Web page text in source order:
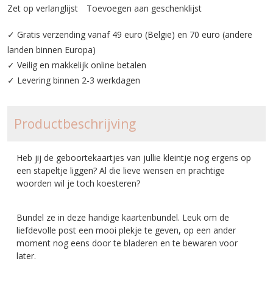
Zet op verlanglijst Toevoegen aan geschenklijst
✓ Gratis verzending vanaf 49 euro (Belgie) en 70 euro (andere
landen binnen Europa)
✓ Veilig en makkelijk online betalen
✓ Levering binnen 2-3 werkdagen
Productbeschrijving
Heb jij de geboortekaartjes van jullie kleintje nog ergens op
een stapeltje liggen? Al die lieve wensen en prachtige
woorden wil je toch koesteren?
Bundel ze in deze handige kaartenbundel. Leuk om de
liefdevolle post een mooi plekje te geven, op een ander
moment nog eens door te bladeren en te bewaren voor
later.